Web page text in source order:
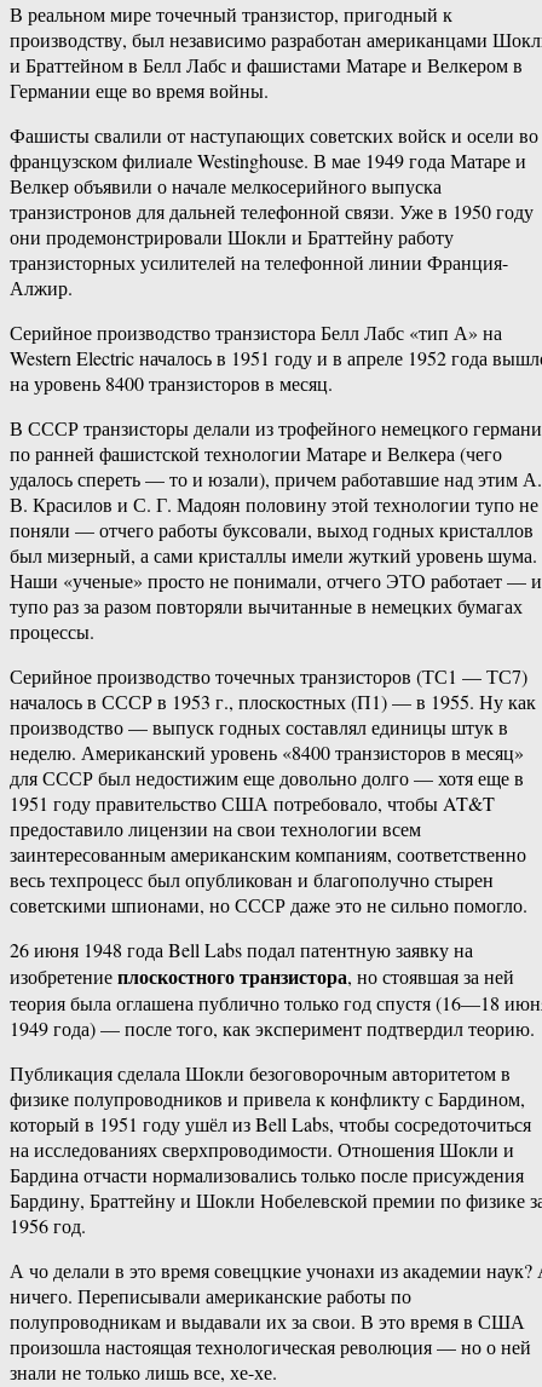
В реальном мире точечный транзистор, пригодный к
производству, был независимо разработан американцами
и Браттейном в Белл Лабс и фашистами Матаре и Велкером в
Германии еще во время войны.
Фашисты свалили от наступающих советских войск и осели во
французском филиале Westinghouse. В мае 1949 года Матаре и
Велкер объявили о начале мелкосерийного выпуска
транзистронов для дальней телефонной связи. Уже в 1950 году
они продемонстрировали Шокли и Браттейну работу
транзисторных усилителей на телефонной линии Франция-
Алжир.
Серийное производство транзистора Белл Лабс «тип А» на
Western Electric началось в 1951 году и в апреле 1952 года
на уровень 8400 транзисторов в месяц.
В СССР транзисторы делали из трофейного немецкого
по ранней фашистской технологии Матаре и Велкера (чего
удалось спереть — то и юзали), причем работавшие над этим А.
В. Красилов и С. Г. Мадоян половину этой технологии тупо не
поняли — отчего работы буксовали, выход годных кристаллов
был мизерный, а сами кристаллы имели жуткий уровень шума.
Наши «ученые» просто не понимали, отчего ЭТО работает — и
тупо раз за разом повторяли вычитанные в немецких бумагах
процессы.
Серийное производство точечных транзисторов (ТС1 — ТС7)
началось в СССР в 1953 г., плоскостных (П1) — в 1955. Ну как
производство — выпуск годных составлял единицы штук в
неделю. Американский уровень «8400 транзисторов в месяц»
для СССР был недостижим еще довольно долго — хотя еще в
1951 году правительство США потребовало, чтобы AT&T
предоставило лицензии на свои технологии всем
заинтересованным американским компаниям, соответственно
весь техпроцесс был опубликован и благополучно стырен
советскими шпионами, но СССР даже это не сильно помогло.
26 июня 1948 года Bell Labs подал патентную заявку на
изобретениеплоскостного транзистора, но стоявшая за ней
теория была оглашена публично только год спустя (16—18
1949 года) — после того, как эксперимент подтвердил теорию.
Публикация сделала Шокли безоговорочным авторитетом в
физике полупроводников и привела к конфликту с Бардином,
который в 1951 году ушёл из Bell Labs, чтобы сосредоточиться
на исследованиях сверхпроводимости. Отношения Шокли и
Бардина отчасти нормализовались только после присуждения
Бардину, Браттейну и Шокли Нобелевской премии по физике
1956 год.
А чо делали в это время совеццкие учонахи из академии наук?
ничего. Переписывали американские работы по
полупроводникам и выдавали их за свои. В это время в США
произошла настоящая технологическая революция — но о ней
знали не только лишь все, хе-хе.